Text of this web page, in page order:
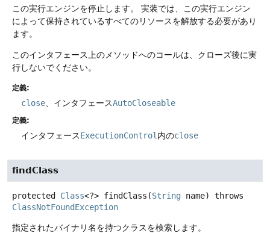
この実行エンジンを停止します。
実装では、この実行エンジン
によって保持されているすべてのリソースを解放する必要があり
ます。
このインタフェース上のメソッドへのコールは、クローズ後に実
行しないでください。
定義:
close 、インタフェースAutoCloseable
定義:
インタフェースExecutionControl 内のclose
findClass
protected Class<?> findClass (String name)
throws
ClassNotFoundException
指定されたバイナリ名を持つクラスを検索します。